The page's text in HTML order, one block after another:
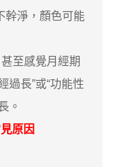
幹淨，顏色可能
至感覺月經期
過長”或“功能性
。
原因